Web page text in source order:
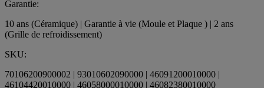
Garantie:
10 ans (Céramique) | Garantie à vie (Moule et Plaque ) | 2 ans
(Grille de refroidissement)
SKU:
70106200900002 | 93010602090000 | 46091200010000 |
46104420010000 | 46058000010000 | 46082380010000